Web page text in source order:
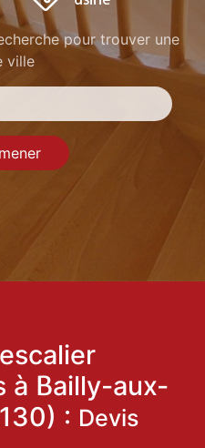
pour trouver une
ville
à Bailly-aux-
: Devis